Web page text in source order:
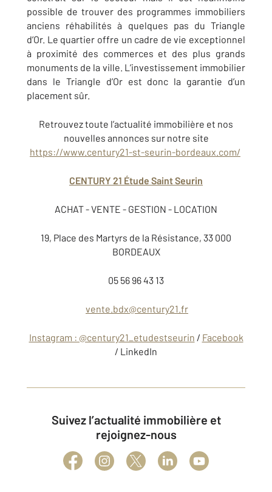
possible de trouver des programmes immobiliers
anciens réhabilités à quelques pas du Triangle
d’Or. Le quartier offre un cadre de vie exceptionnel
à proximité des commerces et des plus grands
monuments de la ville. L’investissement immobilier
dans le Triangle d’Or est donc la garantie d’un
placement sûr.
Retrouvez toute l’actualité immobilière et nos
nouvelles annonces sur notre site
https://www.century21-st-seurin-bordeaux.com/
CENTURY 21 Étude Saint Seurin
ACHAT - VENTE - GESTION - LOCATION
19, Place des Martyrs de la Résistance, 33 000
BORDEAUX
05 56 96 43 13
vente.bdx@century21.fr
Instagram : @century21_etudestseurin / Facebook
/ LinkedIn
Suivez l’actualité immobilière et
rejoignez-nous